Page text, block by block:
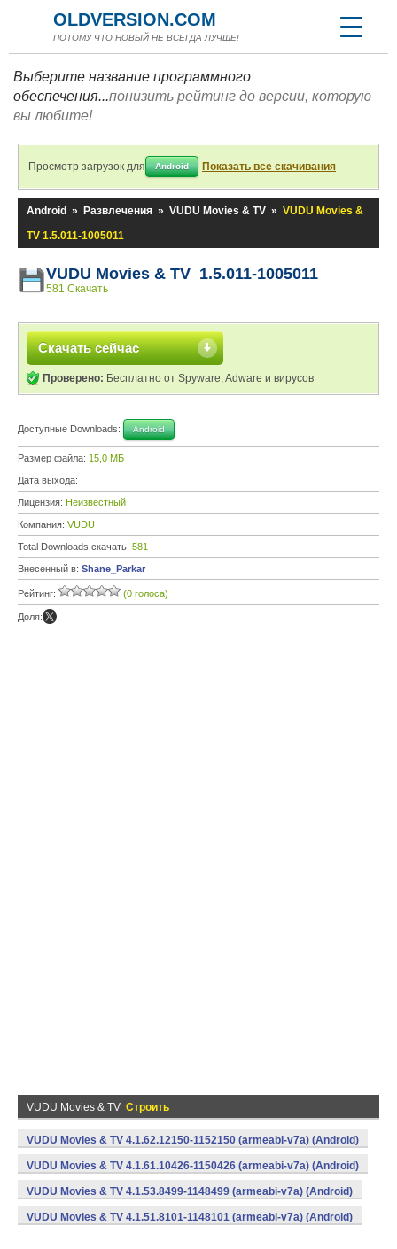
OLDVERSION.COM
ПОТОМУ ЧТО НОВЫЙ НЕ ВСЕГДА ЛУЧШЕ!
Выберите название программного
обеспечения...понизить рейтинг до версии, которую
вы любите!
Просмотр загрузок для Android Показать все скачивания
Android » Развлечения » VUDU Movies & TV » VUDU Movies &
TV 1.5.011-1005011
VUDU Movies & TV 1.5.011-1005011
581 Скачать
Скачать сейчас
Проверено: Бесплатно от Spyware, Adware и вирусов
Доступные Downloads: Android
Размер файла: 15,0 МБ
Дата выхода:
Лицензия: Неизвестный
Компания: VUDU
Total Downloads скачать: 581
Внесенный в: Shane_Parkar
Рейтинг: (0 голоса)
Доля:
VUDU Movies & TV Строить
VUDU Movies & TV 4.1.62.12150-1152150 (armeabi-v7a) (Android)
VUDU Movies & TV 4.1.61.10426-1150426 (armeabi-v7a) (Android)
VUDU Movies & TV 4.1.53.8499-1148499 (armeabi-v7a) (Android)
VUDU Movies & TV 4.1.51.8101-1148101 (armeabi-v7a) (Android)